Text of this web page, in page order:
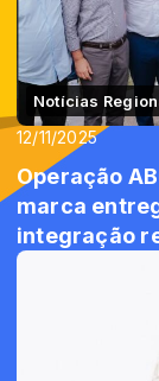
Notícias
12/11/2025
Operação
marca
integração